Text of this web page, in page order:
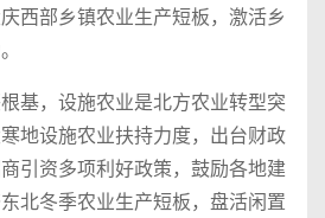
西部乡镇农业生产短板，激活乡
基，设施农业是北方农业转型突
地设施农业扶持力度，出台财政
引资多项利好政策，鼓励各地建
北冬季农业生产短板，盘活闲置